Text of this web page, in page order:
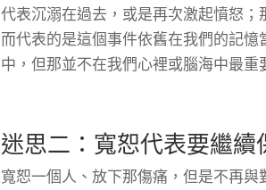
代表沉溺在過去，或是再次激起憤怒；
而代表的是這個事件依舊在我們的記憶
中，但那並不在我們心裡或腦海中最重
迷思二：寬恕代表要繼續
寬恕一個人、放下那傷痛，但是不再